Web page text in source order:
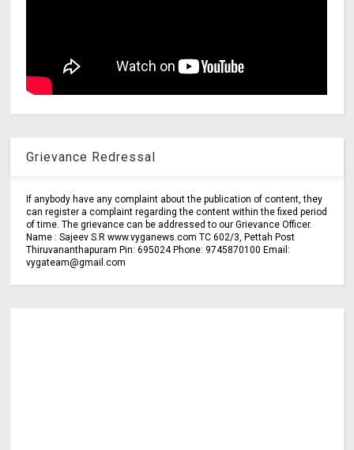
Grievance Redressal
If anybody have any complaint about the publication of content, they
can register a complaint regarding the content within the fixed period
of time. The grievance can be addressed to our Grievance Officer.
Name : Sajeev S.R www.vyganews.com TC 602/3, Pettah Post
Thiruvananthapuram Pin: 695024 Phone: 9745870100 Email:
vygateam@gmail.com